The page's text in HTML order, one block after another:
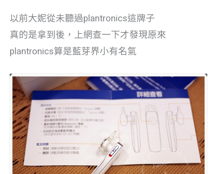
以前大妮從未聽過plantronics這牌子
真的是拿到後，上網查一下才發現原來
plantronics算是藍芽界小有名氣